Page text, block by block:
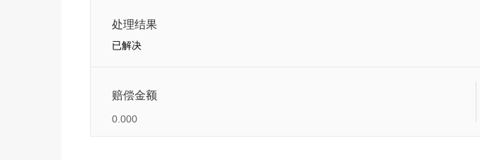
处理结果
已解决
赔偿金额
0.000